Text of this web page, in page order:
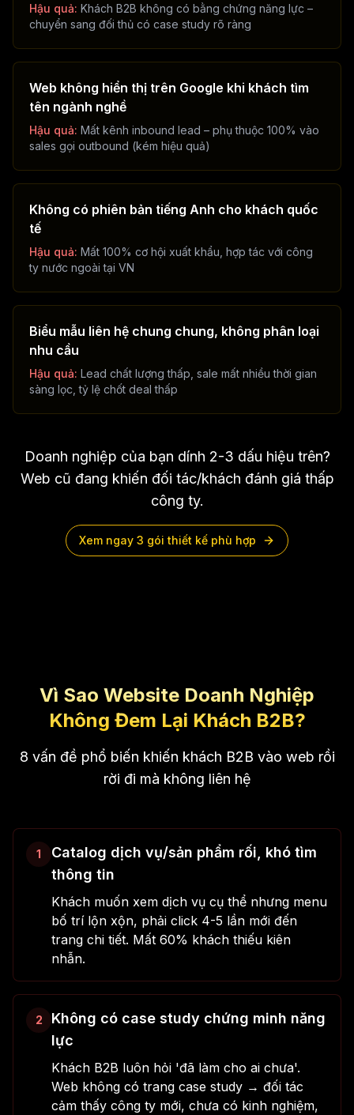
Hậu quả: Khách B2B không có bằng chứng năng lực –
chuyển sang đối thủ có case study rõ ràng
Web không hiển thị trên Google khi khách tìm
tên ngành nghề
Hậu quả: Mất kênh inbound lead – phụ thuộc 100% vào
sales gọi outbound (kém hiệu quả)
Không có phiên bản tiếng Anh cho khách quốc
tế
Hậu quả: Mất 100% cơ hội xuất khẩu, hợp tác với công
ty nước ngoài tại VN
Biểu mẫu liên hệ chung chung, không phân loại
nhu cầu
Hậu quả: Lead chất lượng thấp, sale mất nhiều thời gian
sàng lọc, tỷ lệ chốt deal thấp
Doanh nghiệp của bạn dính 2-3 dấu hiệu trên?
Web cũ đang khiến đối tác/khách đánh giá thấp
công ty.
Xem ngay 3 gói thiết kế phù hợp
Vì Sao Website Doanh Nghiệp
Không Đem Lại Khách B2B?
8 vấn đề phổ biến khiến khách B2B vào web rồi
rời đi mà không liên hệ
1
Catalog dịch vụ/sản phẩm rối, khó tìm
thông tin
Khách muốn xem dịch vụ cụ thể nhưng menu
bố trí lộn xộn, phải click 4-5 lần mới đến
trang chi tiết. Mất 60% khách thiếu kiên
nhẫn.
2
Không có case study chứng minh năng
lực
Khách B2B luôn hỏi 'đã làm cho ai chưa'.
Web không có trang case study → đối tác
cảm thấy công ty mới, chưa có kinh nghiệm,